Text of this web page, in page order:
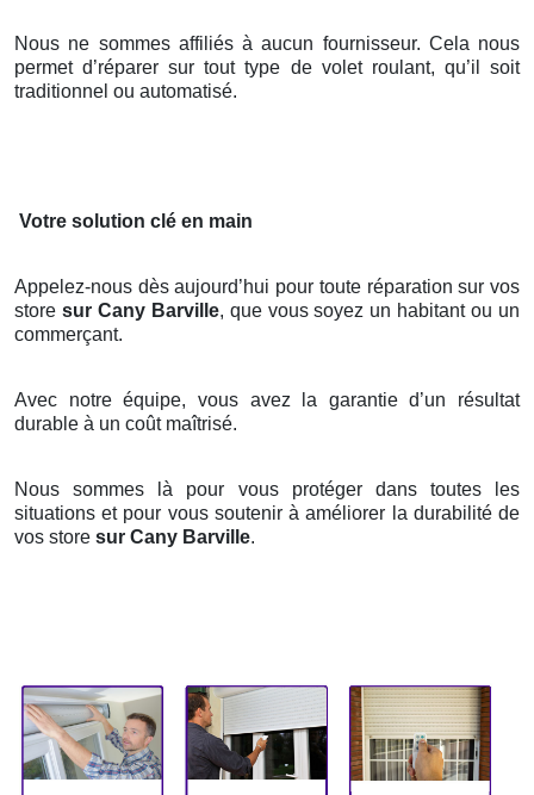
Nous ne sommes affiliés à aucun fournisseur. Cela nous
permet d’réparer sur tout type de volet roulant, qu’il soit
traditionnel ou automatisé.
Votre solution clé en main
Appelez-nous dès aujourd’hui pour toute réparation sur vos
store sur Cany Barville, que vous soyez un habitant ou un
commerçant.
Avec notre équipe, vous avez la garantie d’un résultat
durable à un coût maîtrisé.
Nous sommes là pour vous protéger dans toutes les
situations et pour vous soutenir à améliorer la durabilité de
vos store sur Cany Barville.